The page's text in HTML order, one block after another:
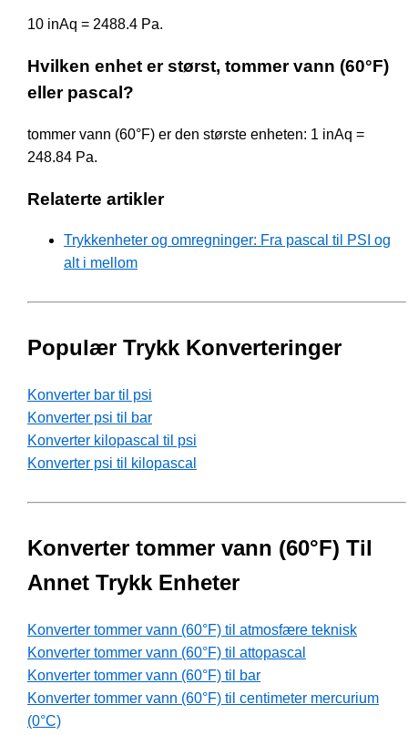
10 inAq = 2488.4 Pa.
Hvilken enhet er størst, tommer vann (60°F)
eller pascal?
tommer vann (60°F) er den største enheten: 1 inAq =
248.84 Pa.
Relaterte artikler
Trykkenheter og omregninger: Fra pascal til PSI og
alt i mellom
Populær Trykk Konverteringer
Konverter bar til psi
Konverter psi til bar
Konverter kilopascal til psi
Konverter psi til kilopascal
Konverter tommer vann (60°F) Til
Annet Trykk Enheter
Konverter tommer vann (60°F) til atmosfære teknisk
Konverter tommer vann (60°F) til attopascal
Konverter tommer vann (60°F) til bar
Konverter tommer vann (60°F) til centimeter mercurium
(0°C)